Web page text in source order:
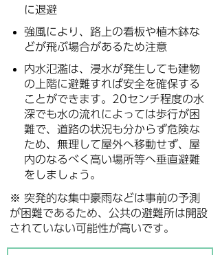
に退避
強風により、路上の看板や植木鉢な
どが飛ぶ場合があるため注意
内水氾濫は、浸水が発生しても建物
の上階に避難すれば安全を確保する
ことができます。20センチ程度の水
深でも水の流れによっては歩行が困
難で、道路の状況も分からず危険な
ため、無理して屋外へ移動せず、屋
内のなるべく高い場所等へ垂直避難
をしましょう。
※ 突発的な集中豪雨などは事前の予測
が困難であるため、公共の避難所は開設
されていない可能性が高いです。